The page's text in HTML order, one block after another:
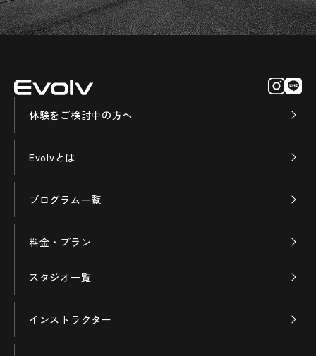
体験をご検討中の方へ
Evolvとは
プログラム一覧
料金・プラン
スタジオ一覧
インストラクター